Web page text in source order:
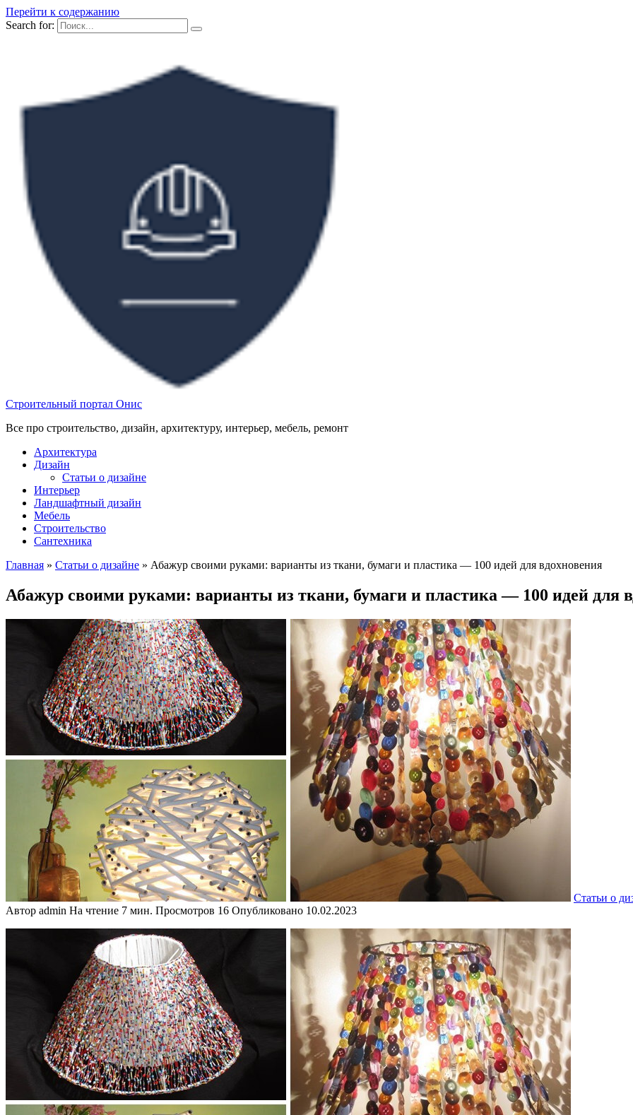
Перейти к содержанию
Search for:
Строительный портал Онис
Все про строительство, дизайн, архитектуру, интерьер, мебель, ремонт
Архитектура
Дизайн
Статьи о дизайне
Интерьер
Ландшафтный дизайн
Мебель
Строительство
Сантехника
Главная » Статьи о дизайне » Абажур своими руками: варианты из ткани, бумаги и пластика — 100 идей для вдохновения
Абажур своими руками: варианты из ткани, бумаги и пластика — 100 идей для
Статьи о
Автор admin На чтение 7 мин. Просмотров 16 Опубликовано 10.02.2023